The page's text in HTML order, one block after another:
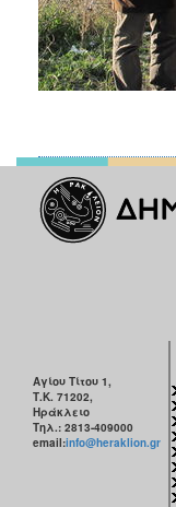
Αγίου Τίτου 1,
Τ.Κ. 71202,
Ηράκλειο
Τηλ.: 2813-409000
email:info@heraklion.gr